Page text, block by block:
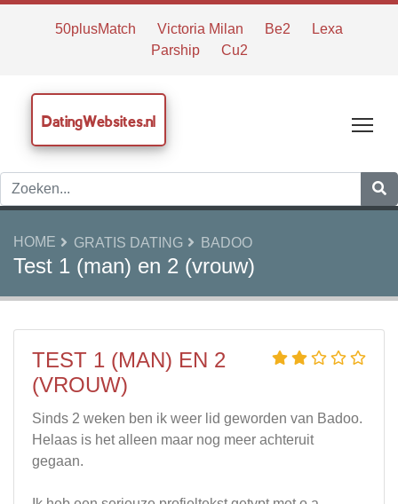
50plusMatch Victoria Milan Be2
Lexa
Parship
Cu2
DatingWebsites.nl
HOME GRATIS DATING BADOO
Test 1 (man) en 2 (vrouw)
TEST 1 (MAN) EN 2
(VROUW)
Sinds 2 weken ben ik weer lid geworden van Badoo.
Helaas is het alleen maar nog meer achteruit
gegaan.